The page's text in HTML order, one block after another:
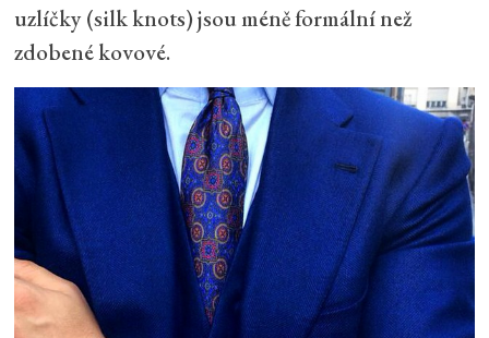
uzlíčky (silk knots) jsou méně formální než
zdobené kovové.